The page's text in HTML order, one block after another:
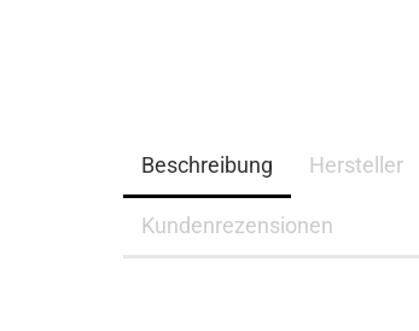
Beschreibung Hersteller
Kundenrezensionen